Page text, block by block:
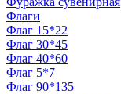
Флаги
Флаг 15*22
Флаг 30*45
Флаг 40*60
Флаг 5*7
Флаг 90*135